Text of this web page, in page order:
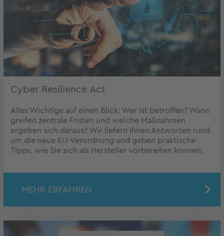
Cyber Resilience Act
Alles Wichtige auf einen Blick: Wer ist betroffen? Wann
greifen zentrale Fristen und welche Maßnahmen
ergeben sich daraus? Wir liefern Ihnen Antworten rund
um die neue EU-Verordnung und geben praktische
Tipps, wie Sie sich als Hersteller vorbereiten können.
MEHR ERFAHREN